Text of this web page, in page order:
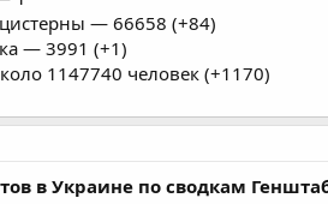
— 66658 (+84)
— 3991 (+1)
1147740 человек (+1170)
в Украине по сводкам